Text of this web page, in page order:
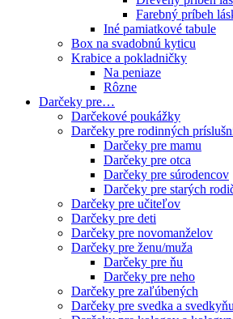
Farebný príbeh
Iné pamiatkové tabule
Box na svadobnú kyticu
Krabice a pokladničky
Na peniaze
Rôzne
Darčeky pre…
Darčekové poukážky
Darčeky pre rodinných
Darčeky pre mamu
Darčeky pre otca
Darčeky pre súrodencov
Darčeky pre starých
Darčeky pre učiteľov
Darčeky pre deti
Darčeky pre novomanželov
Darčeky pre ženu/muža
Darčeky pre ňu
Darčeky pre neho
Darčeky pre zaľúbených
Darčeky pre svedka a svedkyňu